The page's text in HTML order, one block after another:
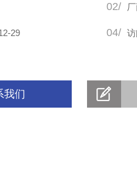
02/
29 04/
我们